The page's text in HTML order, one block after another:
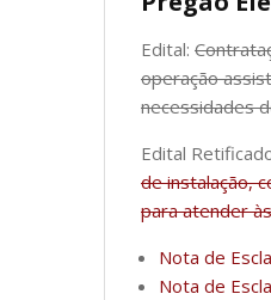
Edital:
operação
necessidades
Edital
de instalação,
para atender
Nota de
Nota de